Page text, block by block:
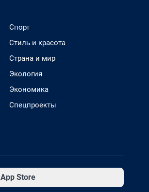
Спорт
Стиль и красота
Страна и мир
Экология
Экономика
Спецпроекты
App Store